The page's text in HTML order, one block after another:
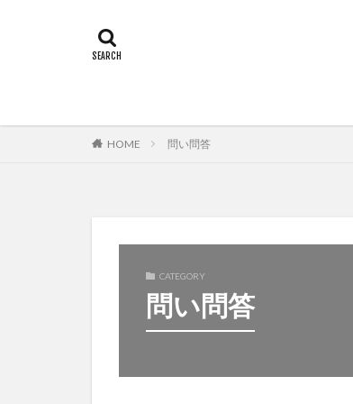
HOME 問い問答
CATEGORY
問い問答